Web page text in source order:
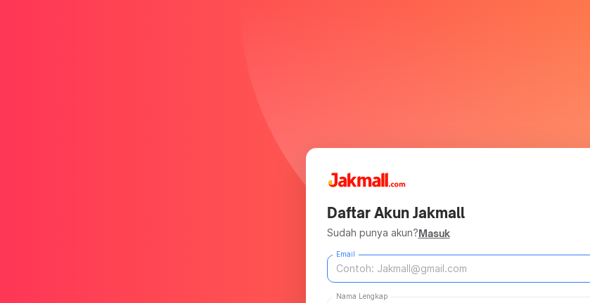
Daftar Akun Jakmall
Sudah punya akun?Masuk
Email
Nama Lengkap